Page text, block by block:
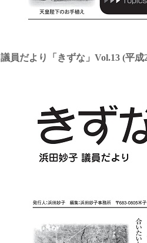
議員だより「きずな」Vol.13 (平成